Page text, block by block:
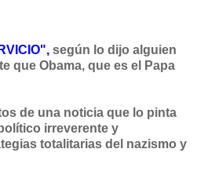
según lo dijo alguien
que Obama, que es el Papa
de una noticia que lo pinta
irreverente y
totalitarias del nazismo y